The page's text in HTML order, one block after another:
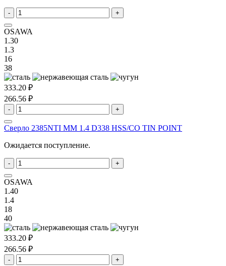
- +
OSAWA
1.30
1.3
16
38
333.20 ₽
266.56 ₽
- +
Сверло 2385NTI MM 1.4 D338 HSS/CO TIN POINT
Ожидается поступление.
- +
OSAWA
1.40
1.4
18
40
333.20 ₽
266.56 ₽
- +